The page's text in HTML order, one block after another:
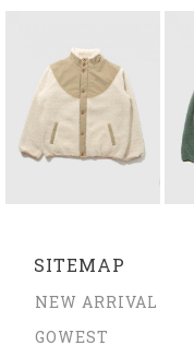
SITEMAP
NEW ARRIVAL
GOWEST